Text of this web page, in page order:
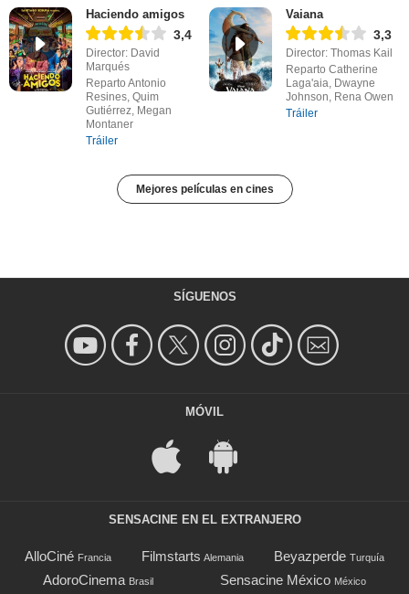
Haciendo amigos
3,4
Director: David
Marqués
Reparto Antonio
Resines, Quim
Gutiérrez, Megan
Montaner
Tráiler
Vaiana
3,3
Director: Thomas Kail
Reparto Catherine
Laga'aia, Dwayne
Johnson, Rena Owen
Tráiler
Mejores películas en cines
SÍGUENOS
MÓVIL
SENSACINE EN EL EXTRANJERO
AlloCiné Francia Filmstarts Alemania Beyazperde Turquía
AdoroCinema Brasil Sensacine México México